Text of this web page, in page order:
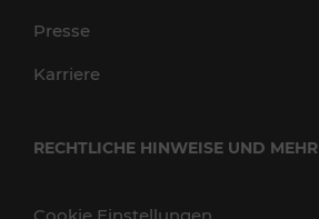
Presse
Karriere
RECHTLICHE HINWEISE UND MEHR